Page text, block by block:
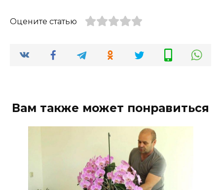
Оцените статью
Вам также может понравиться